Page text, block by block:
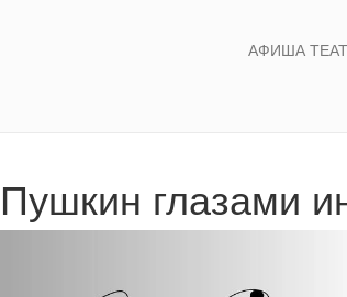
АФИША
Пушкин глазами